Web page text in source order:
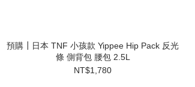
預購┃日本 TNF 小孩款 Yippee Hip Pack 反光
條 側背包 腰包 2.5L
NT$1,780